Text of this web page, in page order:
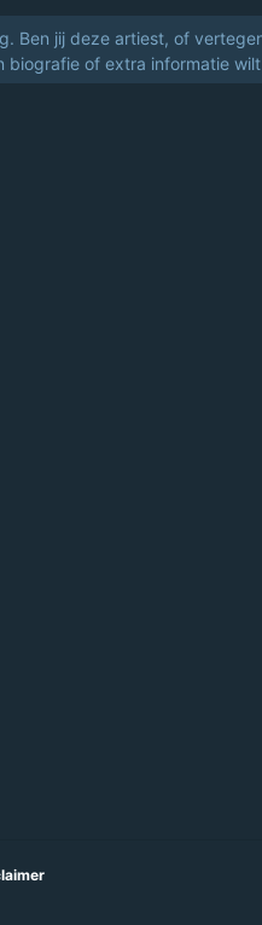
Ben jij deze artiest, of
biografie of extra informatie